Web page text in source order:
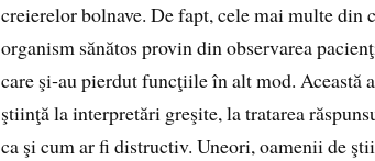
creie­relor bolnave. De fapt, cele mai multe
organism sănătos provin din observarea
care şi‑au pierdut funcţiile în alt mod. Această
ştiinţă la interpretări greşite, la tratarea
ca şi cum ar fi distructiv. Uneori, oamenii de